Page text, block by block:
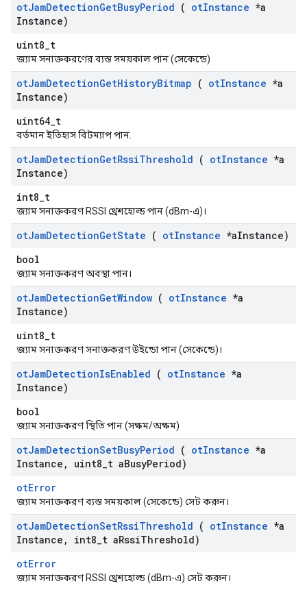
otJamDetectionGetBusyPeriod ( otInstance *a
Instance)
uint8_t
জ্যাম সনাক্তকরণের ব্যস্ত সময়কাল পান (সেকেন্ডে)
otJamDetectionGetHistoryBitmap ( otInstance *a
Instance)
uint64_t
বর্তমান ইতিহাস বিটম্যাপ পান.
otJamDetectionGetRssiThreshold ( otInstance *a
Instance)
int8_t
জ্যাম সনাক্তকরণ RSSI থ্রেশহোল্ড পান (dBm-এ)।
otJamDetectionGetState ( otInstance *aInstance)
bool
জ্যাম সনাক্তকরণ অবস্থা পান।
otJamDetectionGetWindow ( otInstance *a
Instance)
uint8_t
জ্যাম সনাক্তকরণ সনাক্তকরণ উইন্ডো পান (সেকেন্ডে)।
otJamDetectionIsEnabled ( otInstance *a
Instance)
bool
জ্যাম সনাক্তকরণ স্থিতি পান (সক্ষম/অক্ষম)
otJamDetectionSetBusyPeriod ( otInstance *a
Instance , uint8 t aBusyPeriod)
otError
জ্যাম সনাক্তকরণ ব্যস্ত সময়কাল (সেকেন্ডে) সেট করুন।
otJamDetectionSetRssiThreshold ( otInstance *a
Instance , int8 t aRssiThreshold)
otError
জ্যাম সনাক্তকরণ RSSI থ্রেশহোল্ড (dBm-এ) সেট করুন।